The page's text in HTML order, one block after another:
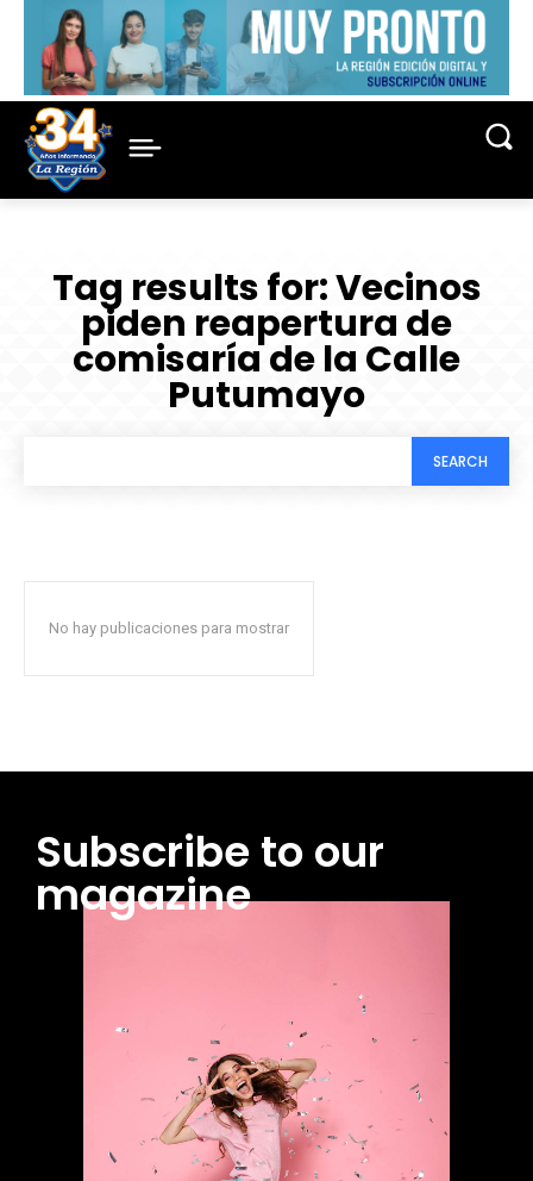
Tag results for:Vecinos
piden reapertura de
comisaría de la Calle
Putumayo
SEARCH
No hay publicaciones para mostrar
Subscribe to our
magazine